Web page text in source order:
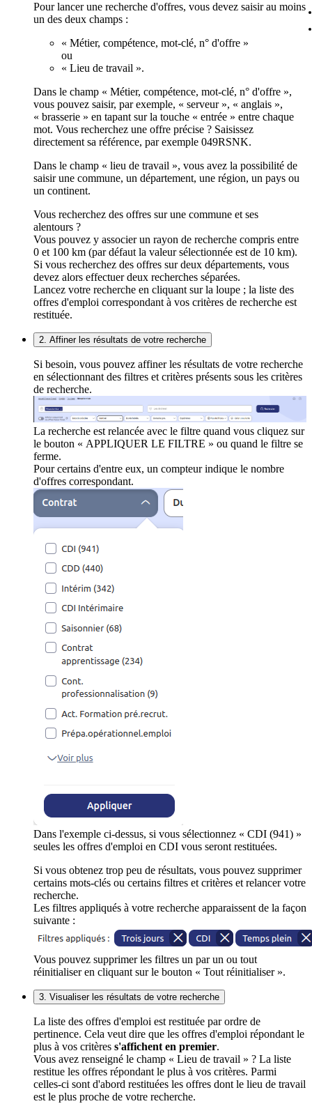
Pour lancer une recherche d'offres, vous devez saisir au moins
un des deux champs :
« Métier, compétence, mot-clé, n° d'offre »
ou
« Lieu de travail ».
Dans le champ « Métier, compétence, mot-clé, n° d'offre »,
vous pouvez saisir, par exemple, « serveur », « anglais »,
« brasserie » en tapant sur la touche « entrée » entre chaque
mot. Vous recherchez une offre précise ? Saisissez
directement sa référence, par exemple 049RSNK.
Dans le champ « lieu de travail », vous avez la possibilité de
saisir une commune, un département, une région, un pays ou
un continent.
Vous recherchez des offres sur une commune et ses
alentours ?
Vous pouvez y associer un rayon de recherche compris entre
0 et 100 km (par défaut la valeur sélectionnée est de 10 km).
Si vous recherchez des offres sur deux départements, vous
devez alors effectuer deux recherches séparées.
Lancez votre recherche en cliquant sur la loupe ; la liste des
offres d'emploi correspondant à vos critères de recherche est
restituée.
2. Affiner les résultats de votre recherche
Si besoin, vous pouvez affiner les résultats de votre recherche
en sélectionnant des filtres et critères présents sous les critères
de recherche.
La recherche est relancée avec le filtre quand vous cliquez sur
le bouton « APPLIQUER LE FILTRE » ou quand le filtre se
ferme.
Pour certains d'entre eux, un compteur indique le nombre
d'offres correspondant.
Dans l'exemple ci-dessus, si vous sélectionnez « CDI (941) »
seules les offres d'emploi en CDI vous seront restituées.
Si vous obtenez trop peu de résultats, vous pouvez supprimer
certains mots-clés ou certains filtres et critères et relancer votre
recherche.
Les filtres appliqués à votre recherche apparaissent de la façon
suivante :
Vous pouvez supprimer les filtres un par un ou tout
réinitialiser en cliquant sur le bouton « Tout réinitialiser ».
3. Visualiser les résultats de votre recherche
La liste des offres d'emploi est restituée par ordre de
pertinence. Cela veut dire que les offres d'emploi répondant le
plus à vos critères s'affichent en premier.
Vous avez renseigné le champ « Lieu de travail » ? La liste
restitue les offres répondant le plus à vos critères. Parmi
celles-ci sont d'abord restituées les offres dont le lieu de travail
est le plus proche de votre recherche.